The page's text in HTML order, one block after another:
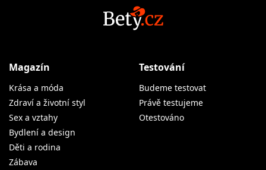
Magazín
Krása a móda
Zdraví a životní styl
Sex a vztahy
Bydlení a design
Děti a rodina
Zábava
Testování
Budeme testovat
Právě testujeme
Otestováno